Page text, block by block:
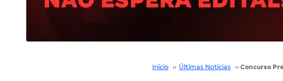
Início ›› Últimas Notícias ››